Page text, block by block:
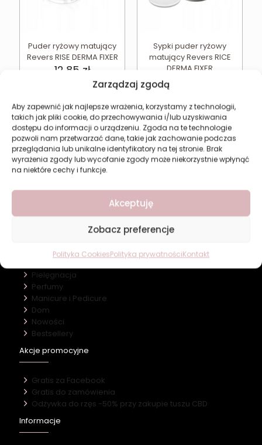
Zarządzaj zgodą
Aby zapewnić jak najlepsze wrażenia, korzystamy z technologii,
takich jak pliki cookie, do przechowywania i/lub uzyskiwania
dostępu do informacji o urządzeniu. Zgoda na te technologie
pozwoli nam przetwarzać dane, takie jak zachowanie podczas
przeglądania lub unikalne identyfikatory na tej stronie. Brak
wyrażenia zgody lub wycofanie zgody może niekorzystnie wpłynąć
na niektóre cechy i funkcje.
Akceptuję
Zobacz preferencje
Polityka CookiesPolityka prywatnościKontakt
Puder ryżowy matujący
Revers RISE DERMA FIXER
12,85 zł
Dodaj do koszyka
Sypki puder ryżowy
matujący Revers RICE
DERMA FIXER
Dodaj do koszyka
Revers Cosmetics
O firmie
Kontakt
Pielęgnacja
Perfumy
Manicure i Pedicure
Dom
Nowości
Bestsellery
Akcje promocyjne
Gratis za Facebook
Gratis do zamówienia
Odżywka do rzęs -50% przy zakupie tuszu CBD
Informacje